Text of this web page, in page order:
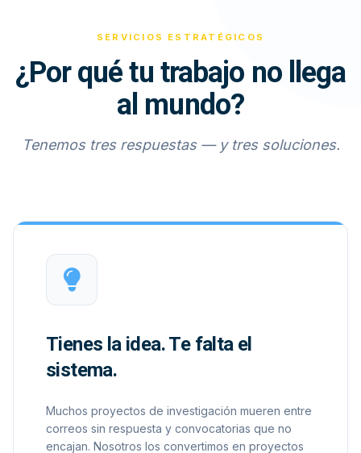
SERVICIOS ESTRATÉGICOS
¿Por qué tu trabajo no llega
al mundo?
Tenemos tres respuestas — y tres soluciones.
Tienes la idea. Te falta el
sistema.
Muchos proyectos de investigación mueren entre
correos sin respuesta y convocatorias que no
encajan. Nosotros los convertimos en proyectos